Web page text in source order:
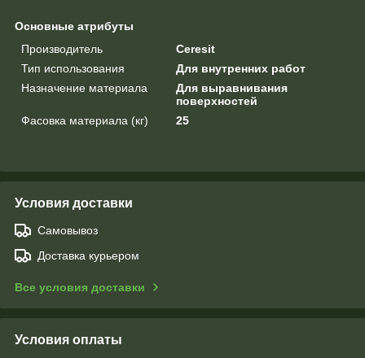
Основные атрибуты
Производитель
Ceresit
Тип использования
Для внутренних работ
Назначение материала
Для выравнивания
поверхностей
Фасовка материала (кг)
25
Условия доставки
Самовывоз
Доставка курьером
Все условия доставки
Условия оплаты